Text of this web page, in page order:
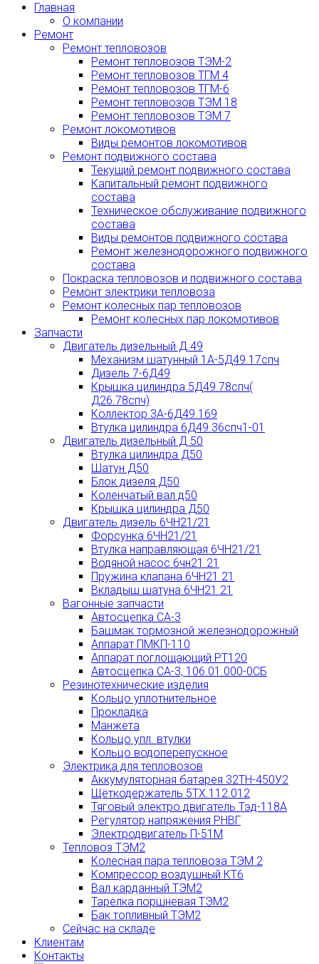
Главная
О компании
Ремонт
Ремонт тепловозов
Ремонт тепловозов ТЭМ-2
Ремонт тепловозов ТГМ 4
Ремонт тепловозов ТГМ-6
Ремонт тепловозов ТЭМ 18
Ремонт тепловозов ТЭМ 7
Ремонт локомотивов
Виды ремонтов локомотивов
Ремонт подвижного состава
Текущий ремонт подвижного состава
Капитальный ремонт подвижного
состава
Техническое обслуживание подвижного
состава
Виды ремонтов подвижного состава
Ремонт железнодорожного подвижного
состава
Покраска тепловозов и подвижного состава
Ремонт электрики тепловоза
Ремонт колесных пар тепловозов
Ремонт колесных пар локомотивов
Запчасти
Двигатель дизельный Д 49
Механизм шатунный 1А-5Д49.17спч
Дизель 7-6Д49
Крышка цилиндра 5Д49.78спч(
Д26.78спч)
Коллектор 3А-6Д49.169
Втулка цилиндра 6Д49.36спч1-01
Двигатель дизельный Д 50
Втулка цилиндра Д50
Шатун Д50
Блок дизеля Д50
Коленчатый вал д50
Крышка цилиндра Д50
Двигатель дизель 6ЧН21/21
Форсунка 6ЧН21/21
Втулка направляющая 6ЧН21/21
Водяной насос 6чн21 21
Пружина клапана 6ЧН21 21
Вкладыш шатуна 6ЧН21 21
Вагонные запчасти
Автосцепка СА-3
Башмак тормозной железнодорожный
Аппарат ПМКП-110
Аппарат поглощающий РТ120
Автосцепка СА-3, 106.01.000-0СБ
Резинотехнические изделия
Кольцо уплотнительное
Прокладка
Манжета
Кольцо упл. втулки
Кольцо водоперепускное
Электрика для тепловозов
Аккумуляторная батарея 32ТН-450У2
Щёткодержатель 5ТХ.112.012
Тяговый электро двигатель Тэд-118А
Регулятор напряжения РНВГ
Электродвигатель П-51М
Тепловоз ТЭМ2
Колесная пара тепловоза ТЭМ 2
Компрессор воздушный КТ6
Вал карданный ТЭМ2
Тарелка поршневая ТЭМ2
Бак топливный ТЭМ2
Сейчас на складе
Клиентам
Контакты